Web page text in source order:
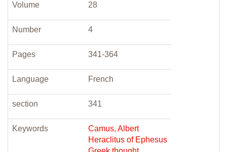
Volume 28
Number 4
Pages 341-364
Language French
section 341
Keywords
Camus, Albert
Heraclitus of Ephesus